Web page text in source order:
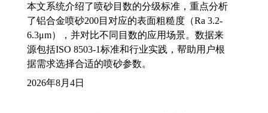
本文系统介绍了喷砂目数的分级标准，重点分析
了铝合金喷砂200目对应的表面粗糙度（Ra 3.2-
6.3μm），并对比不同目数的应用场景。数据来
源包括ISO 8503-1标准和行业实践，帮助用户根
据需求选择合适的喷砂参数。
2026年8月4日